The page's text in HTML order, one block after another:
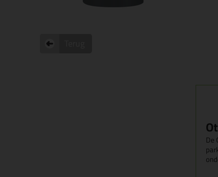
De